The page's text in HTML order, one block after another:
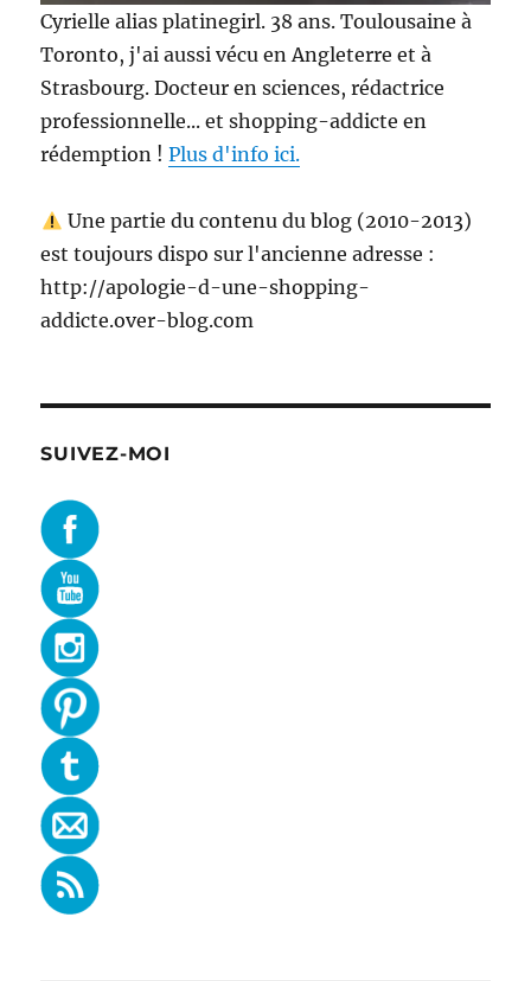
Cyrielle alias platinegirl. 38 ans. Toulousaine à
Toronto, j'ai aussi vécu en Angleterre et à
Strasbourg. Docteur en sciences, rédactrice
professionnelle... et shopping-addicte en
rédemption !Plus d'info ici.
Une partie du contenu du blog (2010-2013)
est toujours dispo sur l'ancienne adresse :
http://apologie-d-une-shopping-
addicte.over-blog.com
SUIVEZ-MOI